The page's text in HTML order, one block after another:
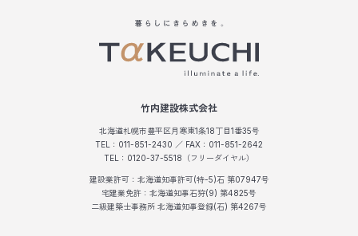
竹内建設株式会社
北海道札幌市豊平区月寒東1条18丁目1番35号
TEL：011-851-2430 ／ FAX：011-851-2642
TEL：0120-37-5518（フリーダイヤル）
建設業許可：北海道知事許可(特-5)石 第07947号
宅建業免許：北海道知事石狩(9) 第4825号
二級建築士事務所 北海道知事登録(石) 第4267号